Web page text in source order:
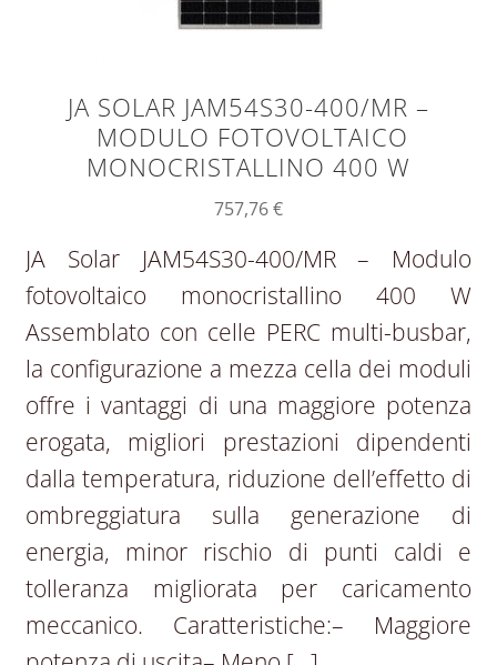
JA SOLAR JAM54S30-400/MR –
MODULO FOTOVOLTAICO
MONOCRISTALLINO 400 W
757,76€
JA Solar JAM54S30-400/MR – Modulo
fotovoltaico monocristallino 400 W
Assemblato con celle PERC multi-busbar,
la configurazione a mezza cella dei moduli
offre i vantaggi di una maggiore potenza
erogata, migliori prestazioni dipendenti
dalla temperatura, riduzione dell’effetto di
ombreggiatura sulla generazione di
energia, minor rischio di punti caldi e
tolleranza migliorata per caricamento
meccanico. Caratteristiche:– Maggiore